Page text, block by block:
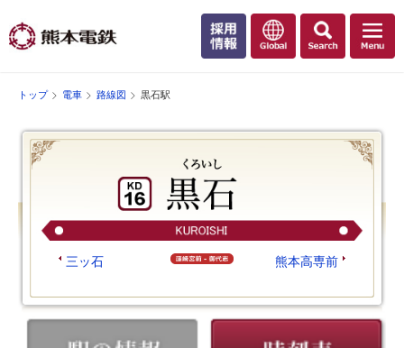
トップ 電車 路線図 黒石駅
三ッ石 熊本高専前